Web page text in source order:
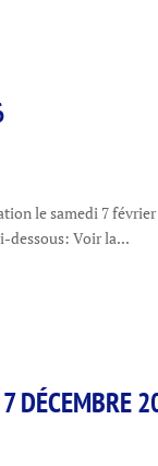
le samedi 7 février
dessous: Voir la...
DÉCEMBRE